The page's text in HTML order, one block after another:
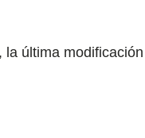
última